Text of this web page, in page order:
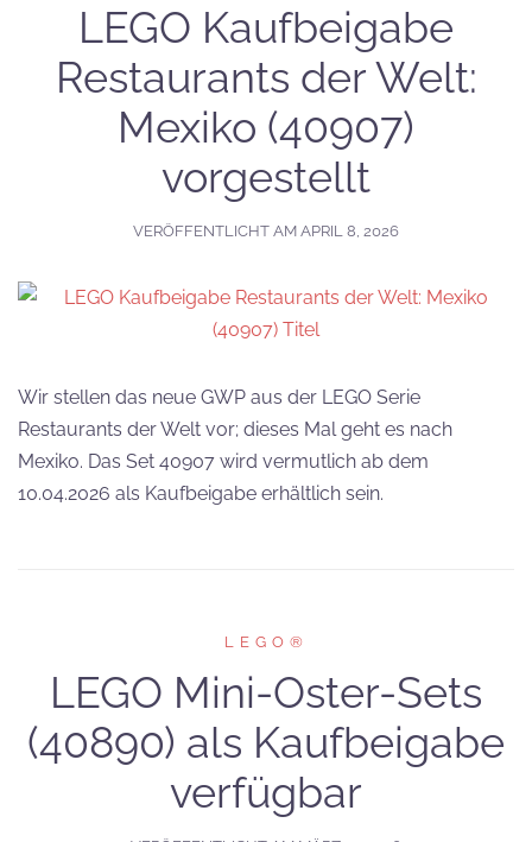
LEGO Kaufbeigabe
Restaurants der Welt:
Mexiko (40907)
vorgestellt
VERÖFFENTLICHT AM APRIL 8, 2026
Wir stellen das neue GWP aus der LEGO Serie
Restaurants der Welt vor; dieses Mal geht es nach
Mexiko. Das Set 40907 wird vermutlich ab dem
10.04.2026 als Kaufbeigabe erhältlich sein.
LEGO®
LEGO Mini-Oster-Sets
(40890) als Kaufbeigabe
verfügbar